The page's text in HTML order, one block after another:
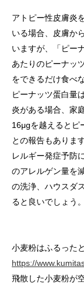
アトピー性皮膚炎
いる場合、皮膚か
いますが、「ピー
あたりのピーナッ
をできるだけ食べ
ピーナッツ蛋白量
炎がある場合、家
16μgを越えるとピ
との報告もありま
レルギー発症予防
のアレルゲン量を
の洗浄、ハウスダ
ると良いでしょう。
小麦粉はふるった
https://
飛散した小麦粉が